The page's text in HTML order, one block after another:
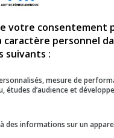
moyenne
Préseault,
et d’industrie
ainsi que le 2e vice-
de Val-d’Or,
optimistes,
votre consentement
personnel
suivants :
mesure de
études d’audience et
des informations sur un